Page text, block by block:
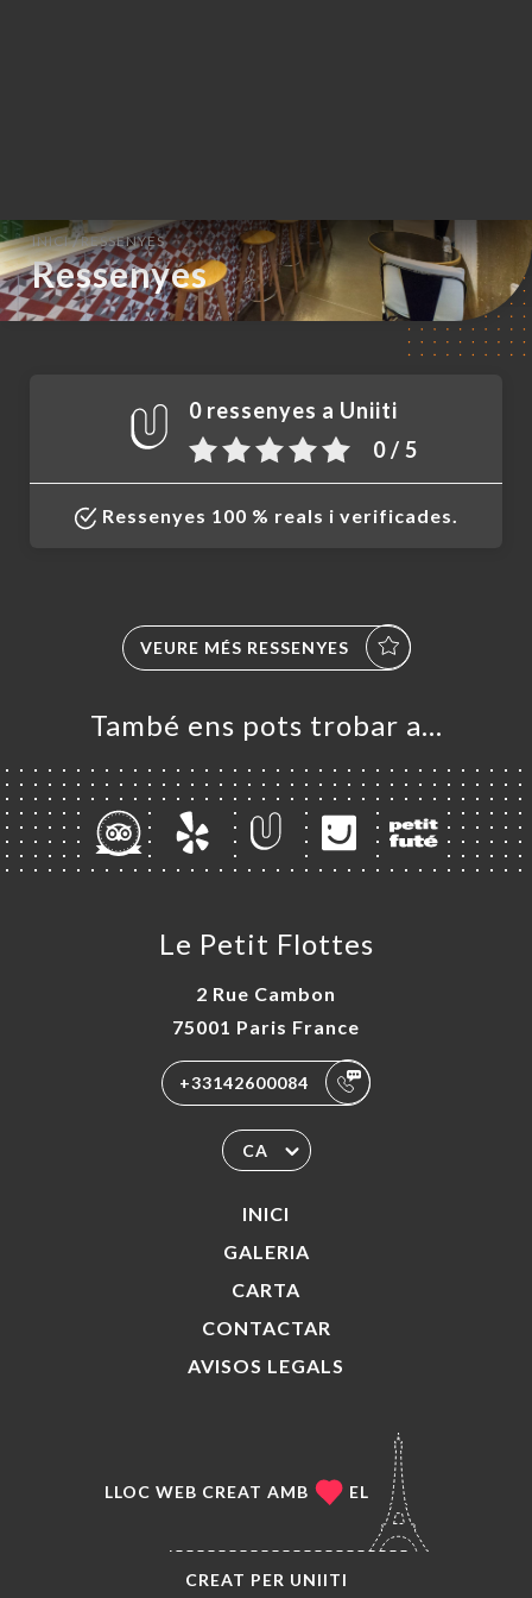
INICI/RESSENYES
Ressenyes
0 ressenyes a Uniiti
0 / 5
Ressenyes 100 % reals i verificades.
VEURE MÉS RESSENYES
També ens pots trobar a…
Le Petit Flottes
2 Rue Cambon
75001 Paris France
+33142600084
CA
INICI
GALERIA
CARTA
CONTACTAR
AVISOS LEGALS
LLOC WEB CREAT AMB EL
CREAT PER UNIITI